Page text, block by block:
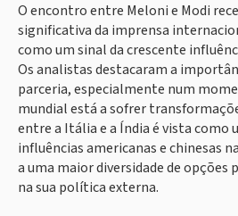
O encontro entre Meloni e Modi
significativa da imprensa
como um sinal da crescente
Os analistas destacaram a
parceria, especialmente num
mundial está a sofrer
entre a Itália e a Índia é vista como
influências americanas e chinesas
a uma maior diversidade de opções
na sua política externa.